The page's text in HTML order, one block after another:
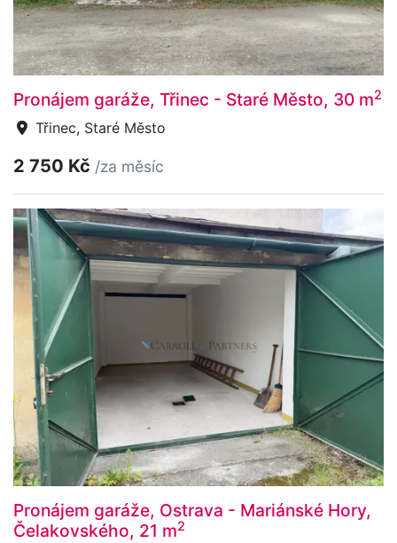
Pronájem garáže, Třinec - Staré Město, 30 m2
Třinec, Staré Město
2 750 Kč /za měsíc
Pronájem garáže, Ostrava - Mariánské Hory,
Čelakovského, 21 m2